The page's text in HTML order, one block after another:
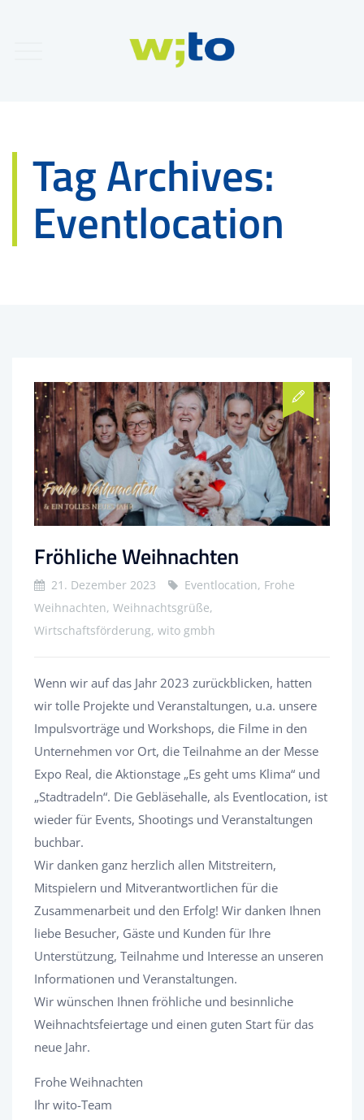
Tag Archives:
Eventlocation
Fröhliche Weihnachten
21. Dezember 2023
Eventlocation, Frohe
Weihnachten, Weihnachtsgrüße,
Wirtschaftsförderung, wito gmbh
Wenn wir auf das Jahr 2023 zurückblicken, hatten
wir tolle Projekte und Veranstaltungen, u.a. unsere
Impulsvorträge und Workshops, die Filme in den
Unternehmen vor Ort, die Teilnahme an der Messe
Expo Real, die Aktionstage „Es geht ums Klima“ und
„Stadtradeln“. Die Gebläsehalle, als Eventlocation, ist
wieder für Events, Shootings und Veranstaltungen
buchbar.
Wir danken ganz herzlich allen Mitstreitern,
Mitspielern und Mitverantwortlichen für die
Zusammenarbeit und den Erfolg! Wir danken Ihnen
liebe Besucher, Gäste und Kunden für Ihre
Unterstützung, Teilnahme und Interesse an unseren
Informationen und Veranstaltungen.
Wir wünschen Ihnen fröhliche und besinnliche
Weihnachtsfeiertage und einen guten Start für das
neue Jahr.
Frohe Weihnachten
Ihr wito-Team